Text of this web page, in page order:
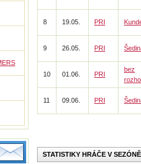
8 19.05. PRI
9 26.05. PRI
10 01.06. PRI
bez
11 09.06. PRI
STATISTIKY HRÁČE V